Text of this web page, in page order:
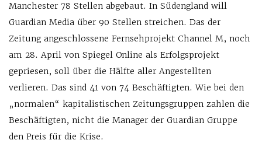
Manchester 78 Stellen abgebaut. In Südengland will
Guardian Media über 90 Stellen streichen. Das der
Zeitung angeschlossene Fernsehprojekt Channel M, noch
am 28. April von Spiegel Online als Erfolgsprojekt
gepriesen, soll über die Hälfte aller Angestellten
verlieren. Das sind 41 von 74 Beschäftigten. Wie bei den
„normalen“ kapitalistischen Zeitungsgruppen zahlen die
Beschäftigten, nicht die Manager der Guardian Gruppe
den Preis für die Krise.